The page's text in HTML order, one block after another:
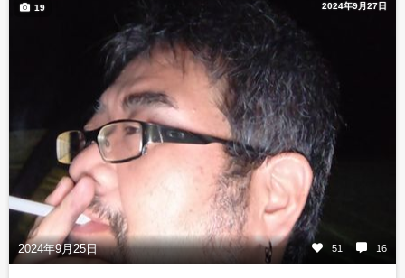
2024年9月27日
2024年9月25日 51 16
19